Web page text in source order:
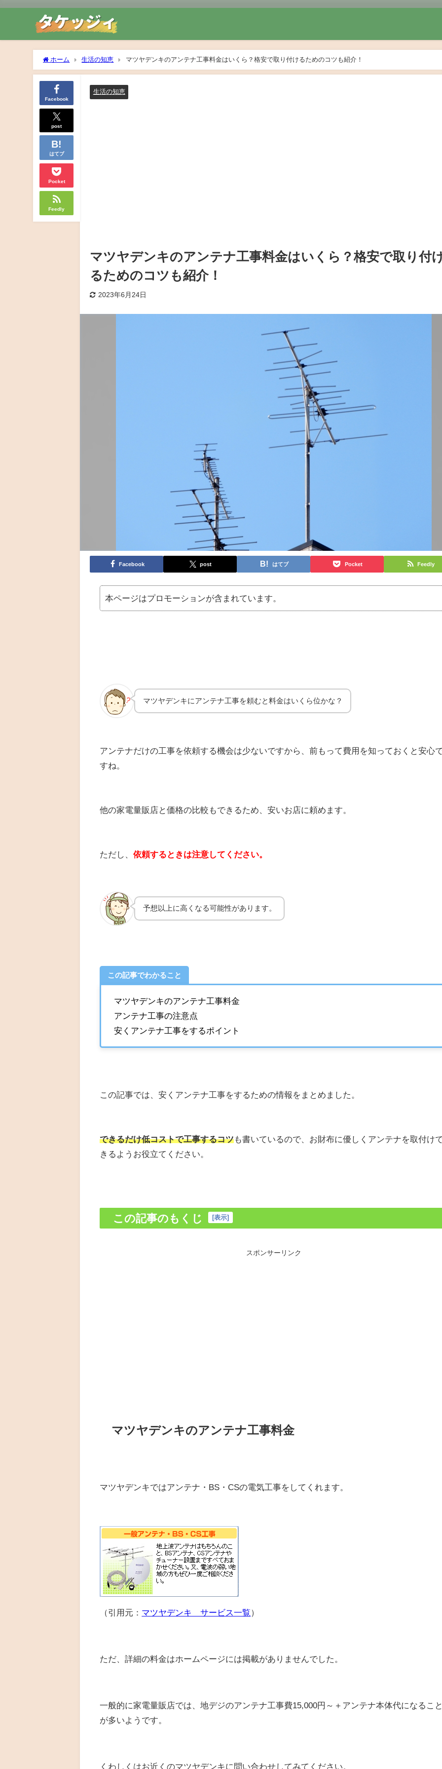
ホーム 生活の知恵 マツヤデンキのアンテナ工事料金はいくら？格安で取り付けるためのコツも紹介！
Facebook
post
はてブ
Pocket
Feedly
生活の知恵
マツヤデンキのアンテナ工事料金はいくら？格安で取り付
るためのコツも紹介！
2023年6月24日
Facebook post はてブ Pocket Feedly
本ページはプロモーションが含まれています。
マツヤデンキにアンテナ工事を頼むと料金はいくら位かな？
アンテナだけの工事を依頼する機会は少ないですから、前もって費用を知っておくと安心
すね。
他の家電量販店と価格の比較もできるため、安いお店に頼めます。
ただし、依頼するときは注意してください。
予想以上に高くなる可能性があります。
この記事でわかること
マツヤデンキのアンテナ工事料金
アンテナ工事の注意点
安くアンテナ工事をするポイント
この記事では、安くアンテナ工事をするための情報をまとめました。
できるだけ低コストで工事するコツも書いているので、お財布に優しくアンテナを取付け
きるようお役立てください。
この記事のもくじ [表示]
スポンサーリンク
マツヤデンキのアンテナ工事料金
マツヤデンキではアンテナ・BS・CSの電気工事をしてくれます。
（引用元： マツヤデンキ サービス一覧）
ただ、詳細の料金はホームページには掲載がありませんでした。
一般的に家電量販店では、地デジのアンテナ工事費15,000円～＋アンテナ本体代になるこ
が多いようです。
くわしくはお近くのマツヤデンキに問い合わせしてみてください。